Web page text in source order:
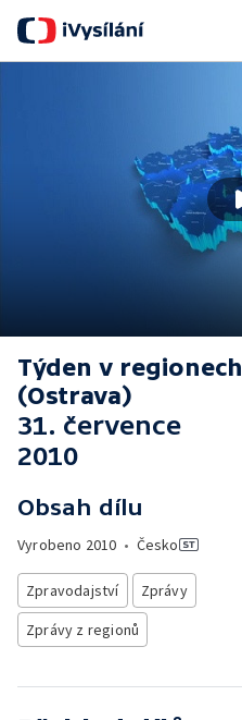
Týden v regionech
(Ostrava)
31. července
2010
Obsah dílu
Vyrobeno 2010 • Česko
Zpravodajství
Zprávy
Zprávy z regionů